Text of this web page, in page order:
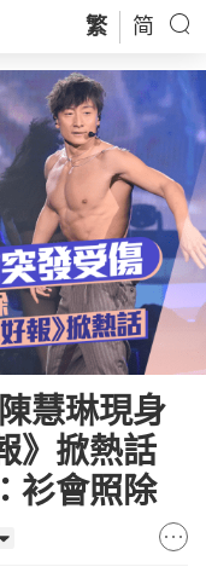
繁 简
慧琳現身
》掀熱話
衫會照除